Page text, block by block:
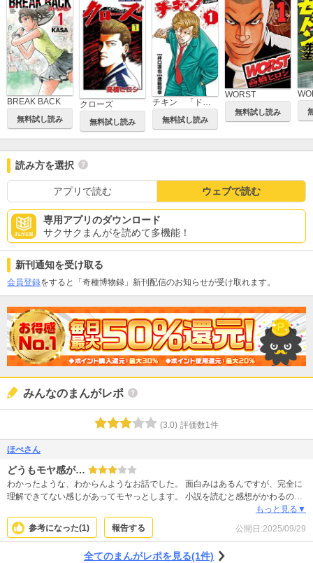
BREAK BACK
無料試し読み
クローズ
無料試し読み
チキン 「ドロップ」前夜の物語
無料試し読み
WORST
無料試し読み
読み方を選択
アプリで読む ウェブで読む
専用アプリのダウンロード
サクサクまんがを読めて多機能！
新刊通知を受け取る
会員登録をすると「奇種博物録」新刊配信のお知らせが受け取れます。
みんなのまんがレポ
(3.0) 評価数1件
ほぺさん
どうもモヤ感が…
わかったような、わからんようなお話でした。 面白みはあるんですが、完全に
理解できてない感じがあってモヤっとします。 小説を読むと感想がかわるのか
も知れませんが、そこまで興味も持たないのがまたモヤっとする。 そういう類
の物なんだと思っておきます。
もっと見る▼
参考になった(1) 報告する 公開日:2025/09/29
全てのまんがレポを見る(1件)